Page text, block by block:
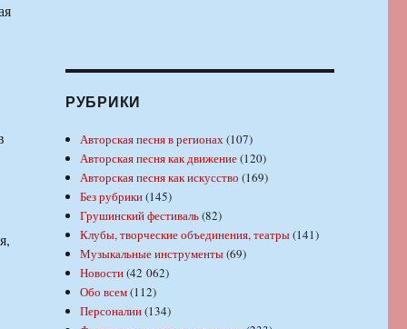
РУБРИКИ
Авторская песня в регионах(107)
Авторская песня как движение(120)
Авторская песня как искусство (169)
Без рубрики(145)
Грушинский фестиваль(82)
Клубы, творческие объединения, театры(141)
Музыкальные инструменты(69)
Новости(42 062)
Обо всем(112)
Персоналии(134)